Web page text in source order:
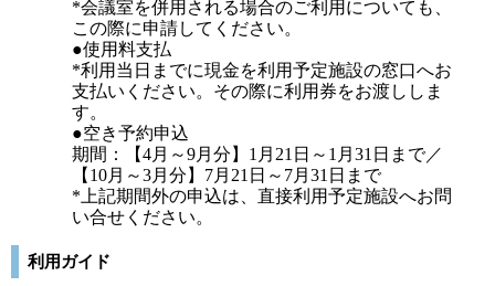
*会議室を併用される場合のご利用についても、
この際に申請してください。
●使用料支払
*利用当日までに現金を利用予定施設の窓口へお
支払いください。その際に利用券をお渡ししま
す。
●空き予約申込
期間：【4月～9月分】1月21日～1月31日まで／
【10月～3月分】7月21日～7月31日まで
*上記期間外の申込は、直接利用予定施設へお問
い合せください。
利用ガイド